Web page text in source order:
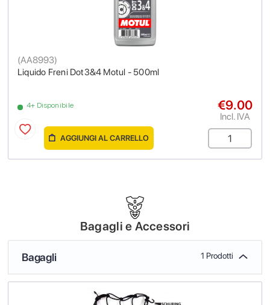
Liquido Freni Dot3&4 Motul - 500ml
(AA8993)
4+ Disponibile €9.00
Incl. IVA
AGGIUNGI AL CARRELLO
Bagagli e Accessori
Bagagli 1 Prodotti